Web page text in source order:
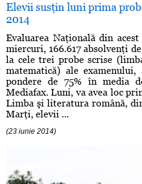
Elevii susţin luni prima
2014
Evaluarea Naţională din
miercuri, 166.617 absolvenţi
la cele trei probe scrise
matematică) ale
pondere de 75% în media
Mediafax. Luni, va avea loc
Limba şi literatura română,
Marţi, elevii ...
(23 iunie 2014)